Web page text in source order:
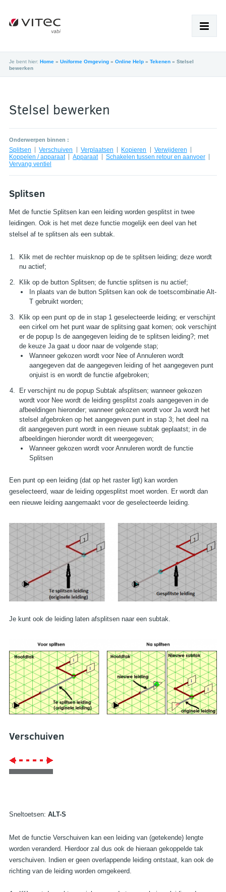
SUPPORT
ACADEMY
NIEUWS
SHOP
BEL VITEC VABI
Je bent hier: Home» Uniforme Omgeving» Online Help» Tekenen» Stelsel
bewerken
Stelsel bewerken
Onderwerpen binnen :
Splitsen Verschuiven Verplaatsen Kopieren
Verwijderen
Koppelen / apparaat
Apparaat
Schakelen tussen retour en aanvoer
Vervang ventiel
Splitsen
Met de functie Splitsen kan een leiding worden gesplitst in twee
leidingen. Ook is het met deze functie mogelijk een deel van het
stelsel af te splitsen als een subtak.
Klik met de rechter muisknop op de te splitsen leiding; deze wordt
nu actief;
Klik op de button Splitsen; de functie splitsen is nu actief;
In plaats van de button Splitsen kan ook de toetscombinatie Alt-
T gebruikt worden;
Klik op een punt op de in stap 1 geselecteerde leiding; er verschijnt
een cirkel om het punt waar de splitsing gaat komen; ook verschijnt
er de popup Is de aangegeven leiding de te splitsen leiding?; met
de keuze Ja gaat u door naar de volgende stap;
Wanneer gekozen wordt voor Nee of Annuleren wordt
aangegeven dat de aangegeven leiding of het aangegeven punt
onjuist is en wordt de functie afgebroken;
Er verschijnt nu de popup Subtak afsplitsen; wanneer gekozen
wordt voor Nee wordt de leiding gesplitst zoals aangegeven in de
afbeeldingen hieronder; wanneer gekozen wordt voor Ja wordt het
stelsel afgebroken op het aangegeven punt in stap 3; het deel na
dit aangegeven punt wordt in een nieuwe subtak geplaatst; in de
afbeeldingen hieronder wordt dit weergegeven;
Wanneer gekozen wordt voor Annuleren wordt de functie
Splitsen
Een punt op een leiding (dat op het raster ligt) kan worden
geselecteerd, waar de leiding opgesplitst moet worden. Er wordt dan
een nieuwe leiding aangemaakt voor de geselecteerde leiding.
Je kunt ook de leiding laten afsplitsen naar een subtak.
Verschuiven
Sneltoetsen: ALT-S
Met de functie Verschuiven kan een leiding van (getekende) lengte
worden veranderd. Hierdoor zal dus ook de hieraan gekoppelde tak
verschuiven. Indien er geen overlappende leiding ontstaat, kan ook de
richting van de leiding worden omgekeerd.